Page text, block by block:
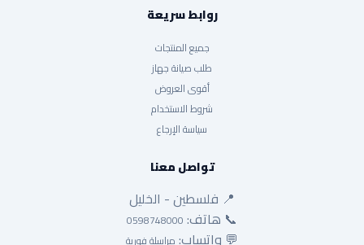
روابط سريعة
جميع المنتجات
طلب صيانة جهاز
أقوى العروض
شروط الاستخدام
سياسة الإرجاع
تواصل معنا
📍 فلسطين - الخليل
📞 هاتف: 0598748000
💬 واتساب: مراسلة فورية